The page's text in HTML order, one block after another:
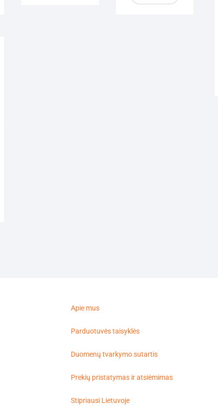
Apie mus
Parduotuvės taisyklės
Duomenų tvarkymo sutartis
Prekių pristatymas ir atsiėmimas
Stipriausi Lietuvoje